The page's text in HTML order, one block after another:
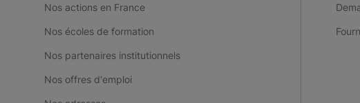
Nos actions en France
Nos écoles de formation
Nos partenaires institutionnels
Nos offres d'emploi